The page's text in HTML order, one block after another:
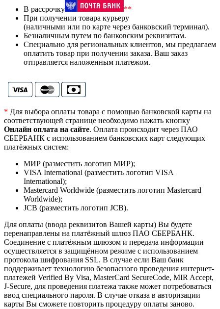
В рассрочку
**
При получении товара курьеру
(наличными или по карте через банковский терминал).
Безналичным путем по банковским реквизитам.
Специально для региональных клиентов, мы предлагаем
оплатить товар при получении заказа. Ваш заказ
отправляется наложенным платежом.
* Для выбора оплаты товара с помощью банковской карты на
соответствующей странице необходимо нажать кнопку
Онлайн оплата на сайте. Оплата происходит через ПАО
СБЕРБАНК с использованием банковских карт следующих
платёжных систем:
МИР (разместить логотип МИР);
VISA International (разместить логотип VISA
International);
Mastercard Worldwide (разместить логотип Mastercard
Worldwide);
JCB (разместить логотип JCB).
Для оплаты (ввода реквизитов Вашей карты) Вы будете
перенаправлены на платёжный шлюз ПАО СБЕРБАНК.
Соединение с платёжным шлюзом и передача информации
осуществляется в защищённом режиме с использованием
протокола шифрования SSL. В случае если Ваш банк
поддерживает технологию безопасного проведения интернет-
платежей Verified By Visa, MasterCard SecureCode, MIR Accept,
J-Secure, для проведения платежа также может потребоваться
ввод специального пароля. В случае отказа в авторизации
карты Вы сможете повторить процедуру оплаты заново.